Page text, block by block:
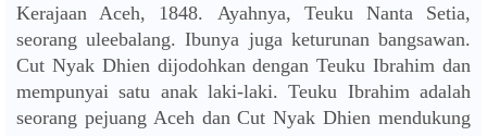
Kerajaan Aceh, 1848. Ayahnya, Teuku Nanta Setia,
seorang uleebalang. Ibunya juga keturunan bangsawan.
Cut Nyak Dhien dijodohkan dengan Teuku Ibrahim dan
mempunyai satu anak laki-laki. Teuku Ibrahim adalah
seorang pejuang Aceh dan Cut Nyak Dhien mendukung